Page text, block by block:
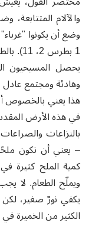
والآلام
1
يحصل المسيحيون
وهادئة ومجتمع
هذا يعني بالخصوص
في هذه الأرض
بالنزاعات
– يعني أن نكون
كمية الملح كثيرة
ويملّح الطعام. لا
يكفي نورٌ صغير،
الكثير من الخميرة